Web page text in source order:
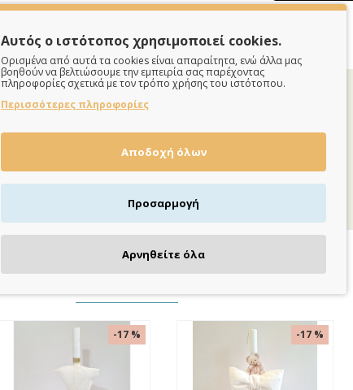
ΠΛΗΡΩΝΕΙΣ ΟΠΩΣ ΘΕΣ
Πιστωτική/χρεωστική κάρτα, αντικαταβολή ή κατάθεση
-17 % -17 %
Αυτός ο ιστότοπος χρησιμοποιεί cookies.
Ορισμένα από αυτά τα cookies είναι απαραίτητα, ενώ άλλα μας
βοηθούν να βελτιώσουμε την εμπειρία σας παρέχοντας
πληροφορίες σχετικά με τον τρόπο χρήσης του ιστότοπου.
Περισσότερες πληροφορίες
Αποδοχή όλων
Προσαρμογή
Αρνηθείτε όλα